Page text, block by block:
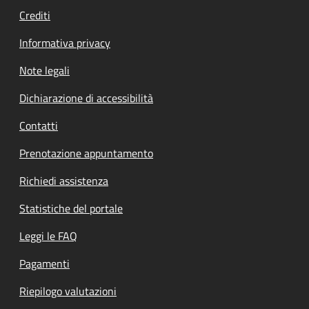
Crediti
Informativa privacy
Note legali
Dichiarazione di accessibilità
Contatti
Prenotazione appuntamento
Richiedi assistenza
Statistiche del portale
Leggi le FAQ
Pagamenti
Riepilogo valutazioni